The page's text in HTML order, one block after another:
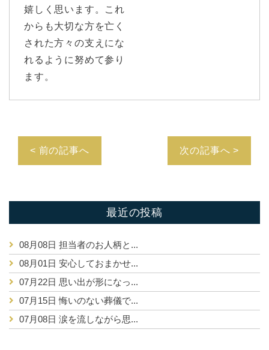
嬉しく思います。これ
からも大切な方を亡く
された方々の支えにな
れるように努めて参り
ます。
< 前の記事へ 次の記事へ >
最近の投稿
08月08日 担当者のお人柄と...
08月01日 安心しておまかせ...
07月22日 思い出が形になっ...
07月15日 悔いのない葬儀で...
07月08日 涙を流しながら思...